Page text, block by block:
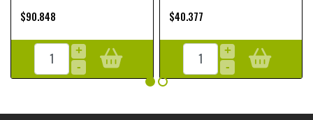
$90.848
+
-
$40.377
+
-